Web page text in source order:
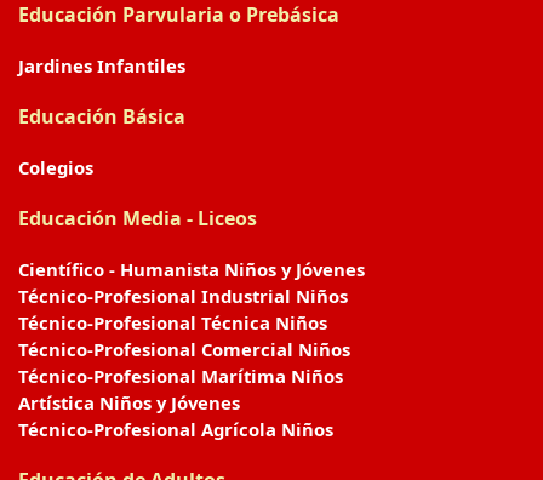
Educación Parvularia o Prebásica
Jardines Infantiles
Educación Básica
Colegios
Educación Media - Liceos
Científico - Humanista Niños y Jóvenes
Técnico-Profesional Industrial Niños
Técnico-Profesional Técnica Niños
Técnico-Profesional Comercial Niños
Técnico-Profesional Marítima Niños
Artística Niños y Jóvenes
Técnico-Profesional Agrícola Niños